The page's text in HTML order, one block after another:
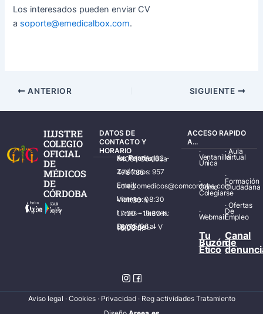
Los interesados pueden enviar CV
a soporte@emedicalbox.com.
ANTERIOR SIGUIENTE
ILUSTRE
COLEGIO
OFICIAL
DE
MÉDICOS
DE
CÓRDOBA
DATOS DE
CONTACTO Y
HORARIO
Av. Ronda de los Tejares, 32 – 14001 Córdoba
Teléfonos: 957 478 785
Email: colegiomedicos@comcordoba.com
Lunes – Viernes: 08:30 – 14:30 h.
Lunes – Jueves: 17:00 – 19:30 h.
Del 15/06 al 15/09 de L – V de 08:00 – 15:00 h.
ACCESO RAPIDO
A...
·
Ventanilla
Única
·
Cómo
Colegiarse
·
Webmail
·Aula
Virtual
·
Formación
Ciudadana
·Ofertas
De
Empleo
Tu
Buzón
Ético
Canal
de
Aviso legal · Cookies· Privacidad · Reg actividades Tratamiento